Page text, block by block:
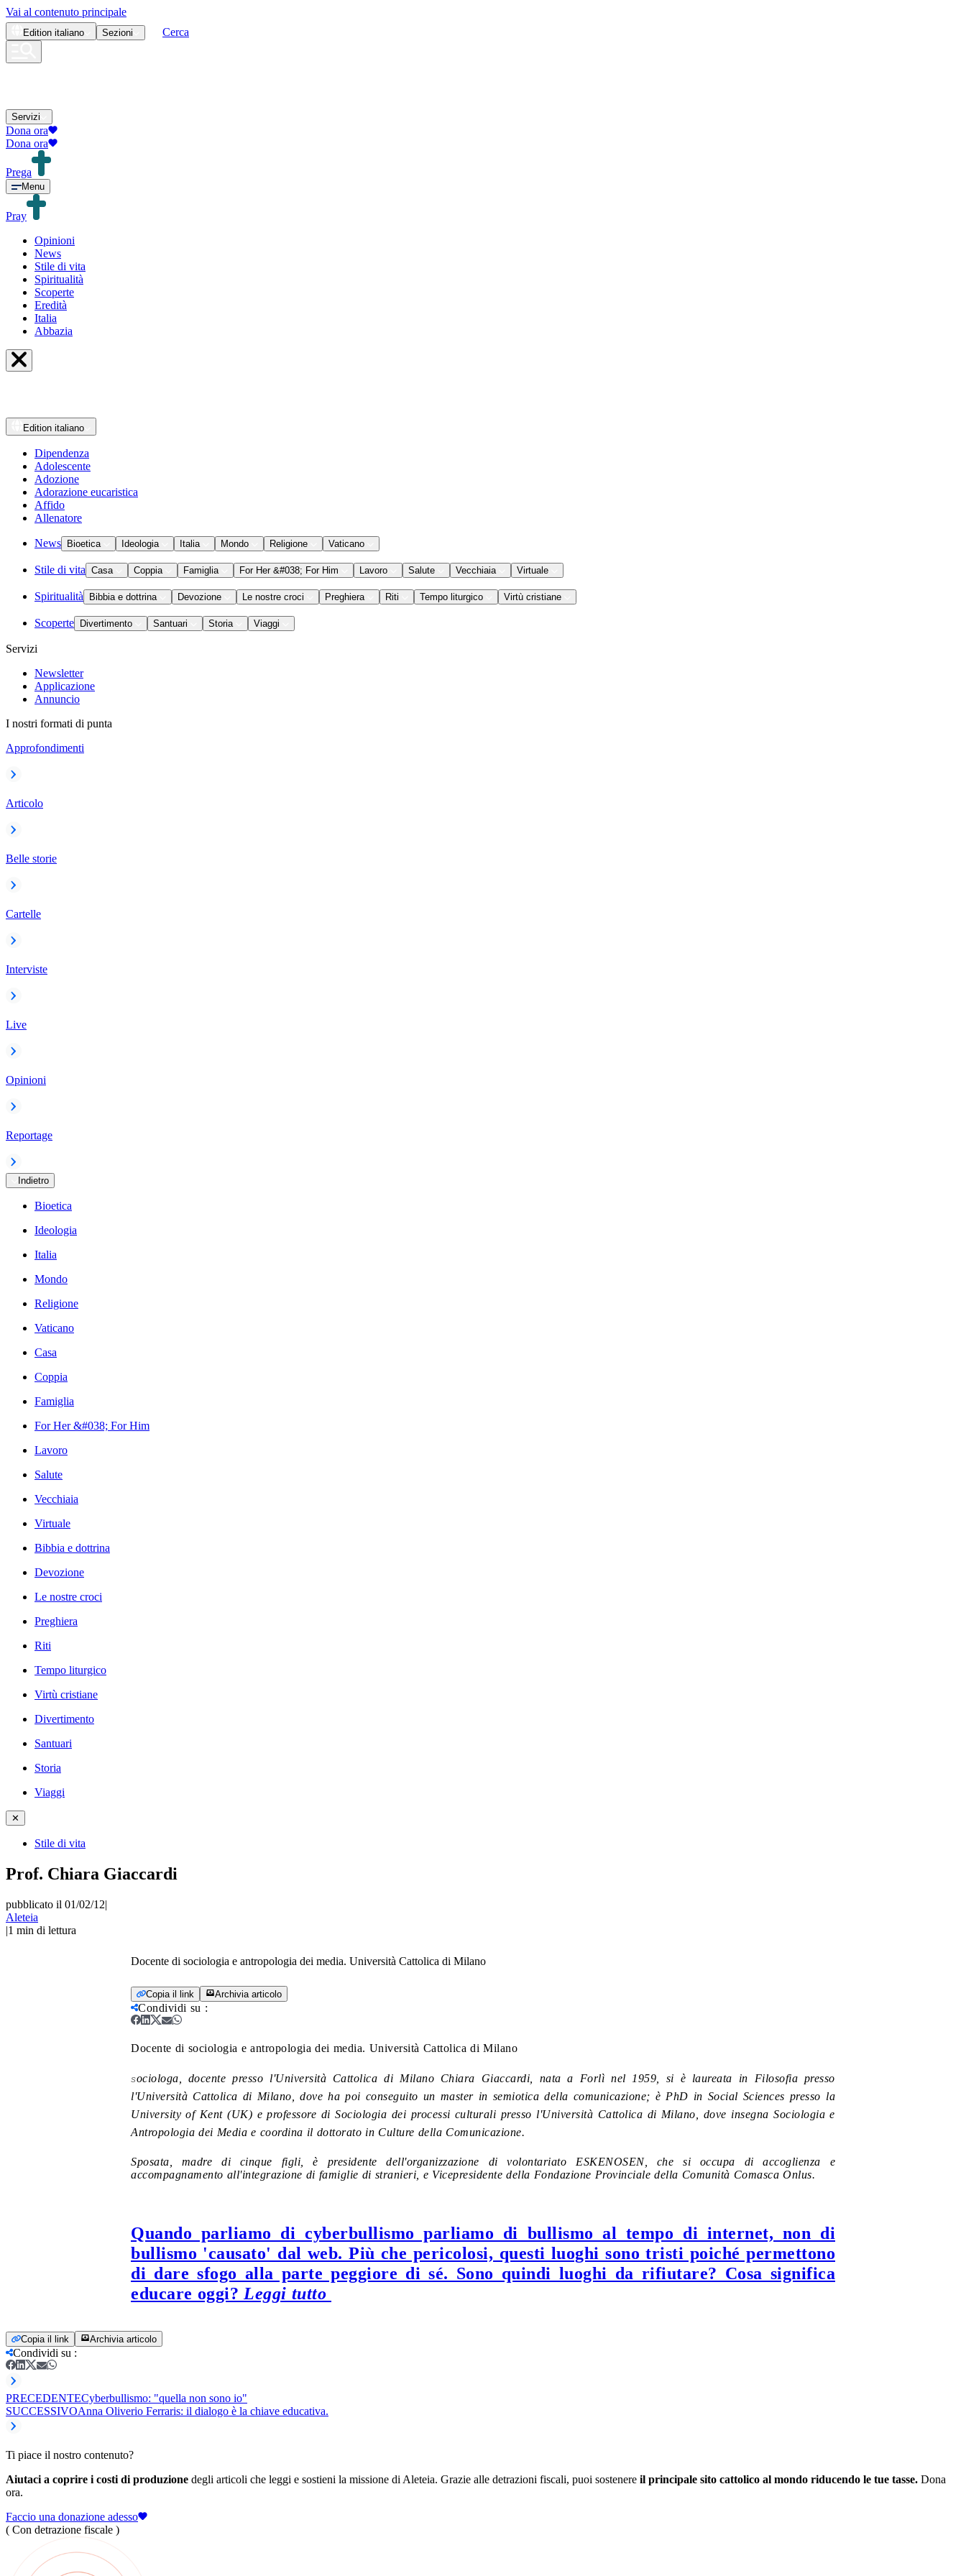
Vai al contenuto principale
Edition italiano Sezioni Cerca
Servizi
Dona ora
Dona ora
Prega
Menu
Pray
Opinioni
News
Stile di vita
Spiritualità
Scoperte
Eredità
Italia
Abbazia
Edition italiano
Dipendenza
Adolescente
Adozione
Adorazione eucaristica
Affido
Allenatore
News Bioetica Ideologia Italia Mondo Religione Vaticano
Stile di vita Casa Coppia Famiglia For Her &#038; For Him Lavoro Salute Vecchiaia Virtuale
Spiritualità Bibbia e dottrina Devozione Le nostre croci Preghiera Riti Tempo liturgico Virtù cristiane
Scoperte Divertimento Santuari Storia Viaggi
Servizi
Newsletter
Applicazione
Annuncio
I nostri formati di punta
Approfondimenti
Articolo
Belle storie
Cartelle
Interviste
Live
Opinioni
Reportage
Indietro
Bioetica
Ideologia
Italia
Mondo
Religione
Vaticano
Casa
Coppia
Famiglia
For Her &#038; For Him
Lavoro
Salute
Vecchiaia
Virtuale
Bibbia e dottrina
Devozione
Le nostre croci
Preghiera
Riti
Tempo liturgico
Virtù cristiane
Divertimento
Santuari
Storia
Viaggi
✕
Stile di vita
Prof. Chiara Giaccardi
pubblicato il 01/02/12|
Aleteia
|1 min di lettura
Docente di sociologia e antropologia dei media. Università Cattolica di Milano
Copia il link Archivia articolo
Condividi su :
Docente di sociologia e antropologia dei media. Università Cattolica di Milano
Sociologa, docente presso l'Università Cattolica di Milano Chiara Giaccardi, nata a Forlì nel 1959, si è laureata in Filosofia presso
l'Università Cattolica di Milano, dove ha poi conseguito un master in semiotica della comunicazione; è PhD in Social Sciences presso la
University of Kent (UK) e professore di Sociologia dei processi culturali presso l'Università Cattolica di Milano, dove insegna Sociologia e
Antropologia dei Media e coordina il dottorato in Culture della Comunicazione.
Sposata, madre di cinque figli, è presidente dell'organizzazione di volontariato ESKENOSEN, che si occupa di accoglienza e
accompagnamento all'integrazione di famiglie di stranieri, e Vicepresidente della Fondazione Provinciale della Comunità Comasca Onlus.
Quando parliamo di cyberbullismo parliamo di bullismo al tempo di internet, non di
bullismo 'causato' dal web. Più che pericolosi, questi luoghi sono tristi poiché permettono
di dare sfogo alla parte peggiore di sé. Sono quindi luoghi da rifiutare? Cosa significa
educare oggi? Leggi tutto
Copia il link Archivia articolo
Condividi su :
PRECEDENTECyberbullismo: "quella non sono io"
SUCCESSIVOAnna Oliverio Ferraris: il dialogo è la chiave educativa.
Ti piace il nostro contenuto?
Aiutaci a coprire i costi di produzione degli articoli che leggi e sostieni la missione di Aleteia. Grazie alle detrazioni fiscali, puoi sostenere il principale sito cattolico al mondo riducendo le tue tasse. Dona
ora.
Faccio una donazione adesso
( Con detrazione fiscale )